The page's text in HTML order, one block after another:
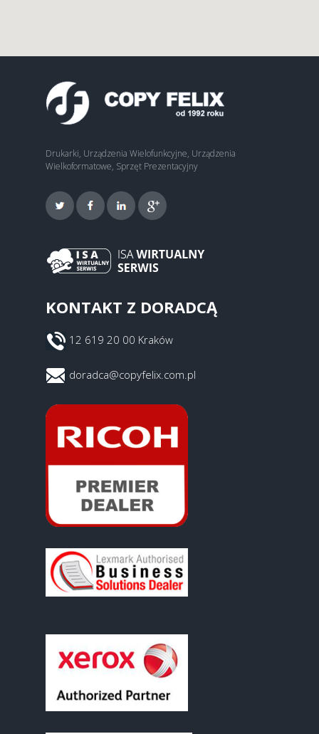
Drukarki, Urządzenia Wielofunkcyjne, Urządzenia
Wielkoformatowe, Sprzęt Prezentacyjny
KONTAKT Z DORADCĄ
12 619 20 00 Kraków
doradca@copyfelix.com.pl